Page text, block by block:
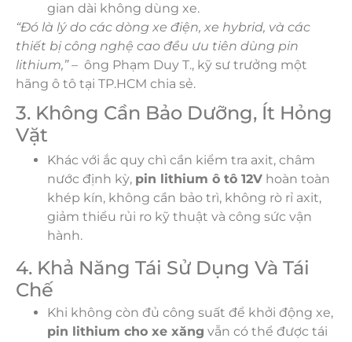
gian dài không dùng xe.
“Đó là lý do các dòng xe điện, xe hybrid, và các
thiết bị công nghệ cao đều ưu tiên dùng pin
lithium,”– ông Phạm Duy T., kỹ sư trưởng một
hãng ô tô tại TP.HCM chia sẻ.
3. Không Cần Bảo Dưỡng, Ít Hỏng
Vặt
Khác với ắc quy chì cần kiểm tra axit, châm
nước định kỳ, pin lithium ô tô 12V hoàn toàn
khép kín, không cần bảo trì, không rò rỉ axit,
giảm thiểu rủi ro kỹ thuật và công sức vận
hành.
4. Khả Năng Tái Sử Dụng Và Tái
Chế
Khi không còn đủ công suất để khởi động xe,
pin lithium cho xe xăng vẫn có thể được tái